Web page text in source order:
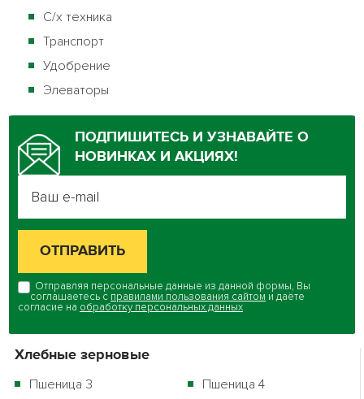
С/х техника
Транспорт
Удобрение
Элеваторы
ПОДПИШИТЕСЬ И УЗНАВАЙТЕ О
НОВИНКАХ И АКЦИЯХ!
Отправляя персональные данные из данной формы, Вы
соглашаетесь с правилами пользования сайтом и даёте
согласие на обработку персональных данных
Хлебные зерновые
Пшеница 3
Пшеница 4